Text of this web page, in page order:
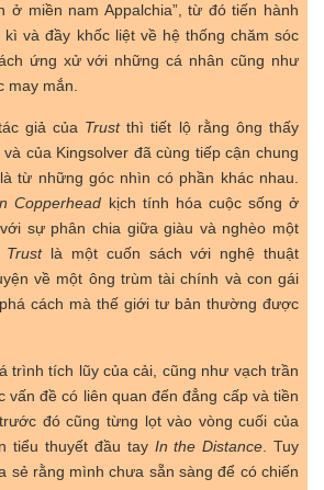
ở miền nam Appalchia”, từ đó tiến hành
kì và đầy khốc liệt về hệ thống chăm sóc
ứng xử với những cá nhân cũng như
may mắn.
giả của Trustthì tiết lộ rằng ông thấy
của Kingsolver đã cùng tiếp cận chung
từ những góc nhìn có phần khác nhau.
Copperhead kịch tính hóa cuộc sống ở
sự phân chia giữa giàu và nghèo một
Trustlà một cuốn sách với nghệ thuật
về một ông trùm tài chính và con gái
cách mà thế giới tư bản thường được
trình tích lũy của cải, cũng như vạch trần
vấn đề có liên quan đến đẳng cấp và tiền
đó cũng từng lọt vào vòng cuối của
tiểu thuyết đầu tay In the Distance . Tuy
sẻ rằng mình chưa sẵn sàng để có chiến